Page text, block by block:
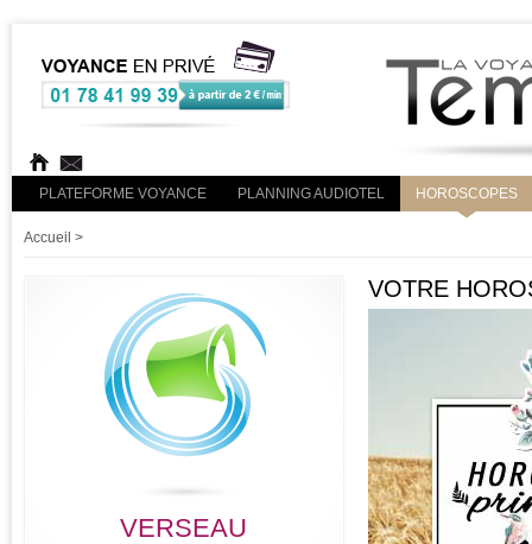
PLATEFORME VOYANCE PLANNING AUDIOTEL HOROSCOPES
Accueil >
VERSEAU
VOTRE